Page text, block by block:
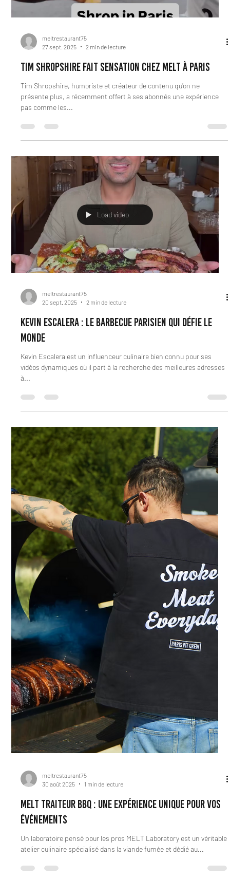
Load video
meltrestaurant75
27 sept. 2025
2 min de lecture
Tim Shropshire fait sensation chez MELT à Paris
Tim Shropshire, humoriste et créateur de contenu qu’on ne
présente plus, a récemment offert à ses abonnés une expérience
pas comme les...
20 sept. 2025
2 min de lecture
Kevin Escalera : le barbecue parisien qui défie le
monde
Kevin Escalera est un influenceur culinaire bien connu pour ses
vidéos dynamiques où il part à la recherche des meilleures adresses
à...